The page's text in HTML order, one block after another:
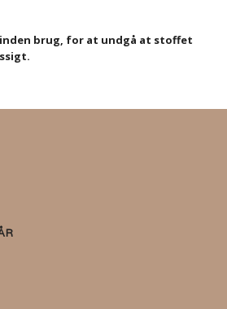
brug, for at undgå at stoffet